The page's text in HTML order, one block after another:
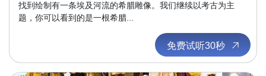
找到绘制有一条埃及河流的希腊雕像。我们继续以考古为主
题，你可以看到的是一根希腊...
免费试听30秒